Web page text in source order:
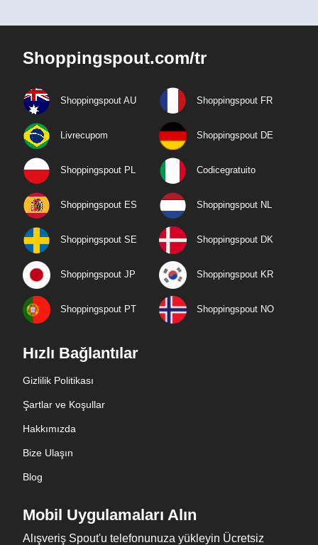
Shoppingspout.com/tr
Shoppingspout AU Shoppingspout FR
Livrecupom Shoppingspout DE
Shoppingspout PL Codicegratuito
Shoppingspout ES Shoppingspout NL
Shoppingspout SE Shoppingspout DK
Shoppingspout JP Shoppingspout KR
Shoppingspout PT Shoppingspout NO
Hızlı Bağlantılar
Gizlilik Politikası
Şartlar ve Koşullar
Hakkımızda
Bize Ulaşın
Blog
Mobil Uygulamaları Alın
Alışveriş Spout'u telefonunuza yükleyin Ücretsiz